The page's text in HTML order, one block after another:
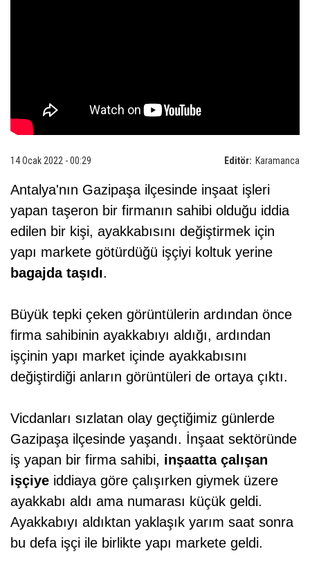
Editör: Karamanca
14 Ocak 2022 - 00:29
Antalya'nın Gazipaşa ilçesinde inşaat işleri
yapan taşeron bir firmanın sahibi olduğu iddia
edilen bir kişi, ayakkabısını değiştirmek için
yapı markete götürdüğü işçiyi koltuk yerine
bagajda taşıdı.
Büyük tepki çeken görüntülerin ardından önce
firma sahibinin ayakkabıyı aldığı, ardından
işçinin yapı market içinde ayakkabısını
değiştirdiği anların görüntüleri de ortaya çıktı.
Vicdanları sızlatan olay geçtiğimiz günlerde
Gazipaşa ilçesinde yaşandı. İnşaat sektöründe
iş yapan bir firma sahibi, inşaatta çalışan
işçiye iddiaya göre çalışırken giymek üzere
ayakkabı aldı ama numarası küçük geldi.
Ayakkabıyı aldıktan yaklaşık yarım saat sonra
bu defa işçi ile birlikte yapı markete geldi.